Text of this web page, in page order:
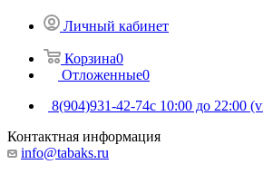
Личный кабинет
Корзина0
Отложенные0
8(904)931-42-74с 10:00 до 22:00
Контактная информация
info@tabaks.ru